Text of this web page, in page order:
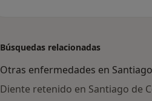
Búsquedas relacionadas
Otras enfermedades en
Diente retenido en Santiago de